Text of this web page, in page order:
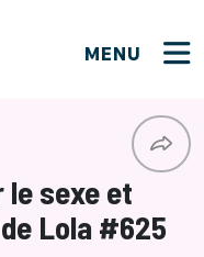
MENU
sexe et
Lola #625
proposer ?